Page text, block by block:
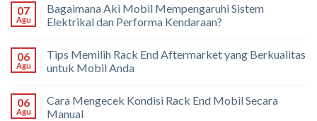
07
Agu
Bagaimana Aki Mobil Mempengaruhi Sistem
Elektrikal dan Performa Kendaraan?
06
Agu
Tips Memilih Rack End Aftermarket yang Berkualitas
untuk Mobil Anda
06
Agu
Cara Mengecek Kondisi Rack End Mobil Secara
Manual